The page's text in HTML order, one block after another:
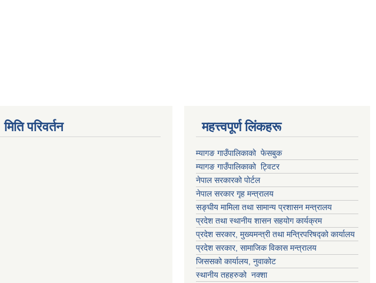
मिति परिवर्तन महत्त्वपूर्ण लिंकहरू
म्यागङ गाउँपालिकाको फेसबुक
म्यागङ गाउँपालिकाको ट्विटर
नेपाल सरकारको पोर्टल
नेपाल सरकार गृह मन्त्रालय
सङ्घीय मामिला तथा सामान्य प्रशासन मन्त्रालय
प्रदेश तथा स्थानीय शासन सहयोग कार्यक्रम
प्रदेश सरकार, मुख्यमन्त्री तथा मन्त्रिपरिषद्को कार्यालय
प्रदेश सरकार, सामाजिक विकास मन्त्रालय
जिससको कार्यालय, नुवाकोट
स्थानीय तहहरुको नक्शा